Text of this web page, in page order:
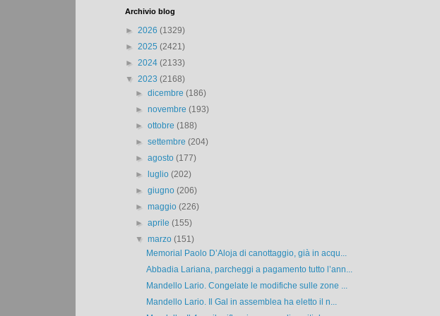
Archivio blog
► 2026 (1329)
► 2025 (2421)
► 2024 (2133)
▼ 2023 (2168)
►dicembre(186)
►novembre(193)
►ottobre(188)
►settembre(204)
►agosto(177)
►luglio(202)
►giugno(206)
►maggio(226)
►aprile(155)
▼marzo(151)
Memorial Paolo D’Aloja di canottaggio, già in acqu...
Abbadia Lariana, parcheggi a pagamento tutto l’ann...
Mandello Lario. Congelate le modifiche sulle zone ...
Mandello Lario. Il Gal in assemblea ha eletto il n...